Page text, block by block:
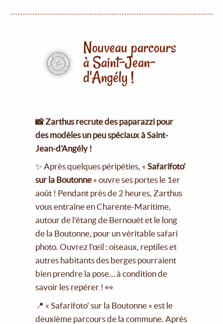
Nouveau parcours
à Saint-Jean-
d'Angély !
📸 Zarthus recrute des paparazzi pour
des modèles un peu spéciaux à Saint-
Jean-d'Angély !
✨ Après quelques péripéties, «Safarifoto'
sur la Boutonne » ouvre ses portes le 1er
août ! Pendant près de 2 heures, Zarthus
vous entraîne en Charente-Maritime,
autour de l'étang de Bernouët et le long
de la Boutonne, pour un véritable safari
photo. Ouvrez l'œil : oiseaux, reptiles et
autres habitants des berges pourraient
bien prendre la pose… à condition de
savoir les repérer ! 👀
📍 « Safarifoto' sur la Boutonne » est le
deuxième parcours de la commune. Après